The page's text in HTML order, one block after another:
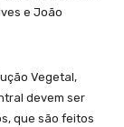
e João
Vegetal,
devem ser
que são feitos